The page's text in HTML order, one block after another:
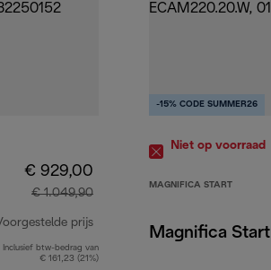
€ 929,00
€ 1.049,90
prijs
originele prijs € 1.049,90
Inclusief btw-bedrag van
€ 161,23 (21%)
-15% CODE SUMMER26
Niet op voorraad
MAGNIFICA START
Magnifica Start